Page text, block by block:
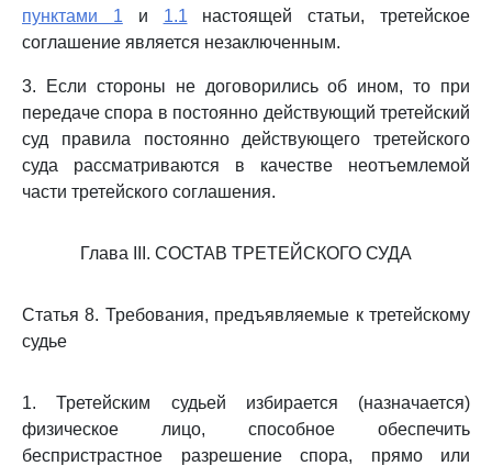
пунктами 1 и 1.1 настоящей статьи, третейское
соглашение является незаключенным.
3. Если стороны не договорились об ином, то при
передаче спора в постоянно действующий третейский
суд правила постоянно действующего третейского
суда рассматриваются в качестве неотъемлемой
части третейского соглашения.
Глава III. СОСТАВ ТРЕТЕЙСКОГО СУДА
Статья 8. Требования, предъявляемые к третейскому
судье
1. Третейским судьей избирается (назначается)
физическое лицо, способное обеспечить
беспристрастное разрешение спора, прямо или